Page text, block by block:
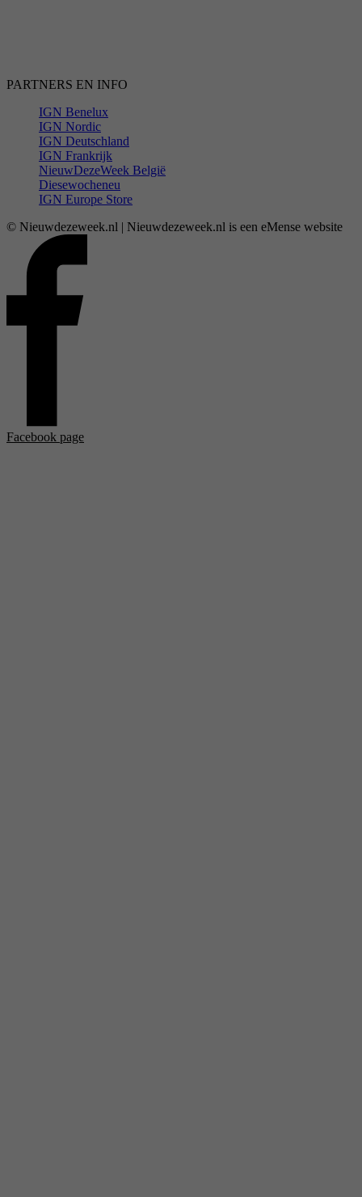
PARTNERS EN INFO
IGN Benelux
IGN Nordic
IGN Deutschland
IGN Frankrijk
NieuwDezeWeek België
Diesewocheneu
IGN Europe Store
© Nieuwdezeweek.nl | Nieuwdezeweek.nl is een eMense website
Facebook page